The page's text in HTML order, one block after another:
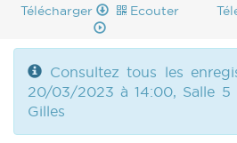
Télécharger Ecouter
Consultez tous les
20/03/2023 à 14:00, Salle
Gilles